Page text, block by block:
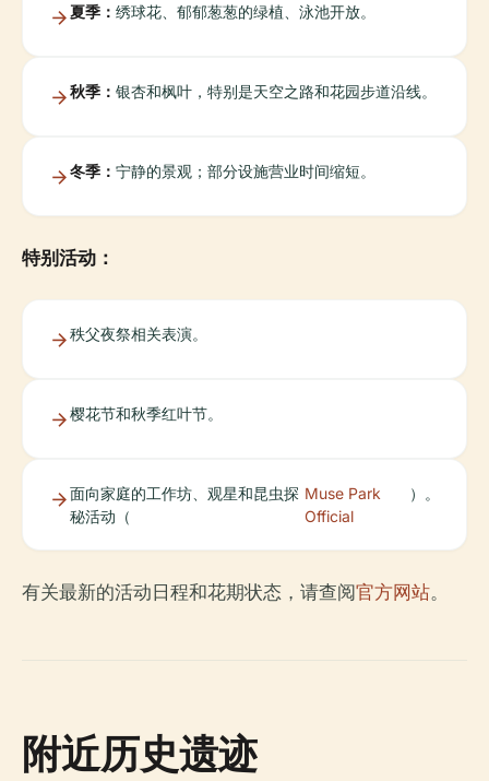
夏季： 绣球花、郁郁葱葱的绿植、泳池开放。
秋季： 银杏和枫叶，特别是天空之路和花园步道沿线。
冬季： 宁静的景观；部分设施营业时间缩短。
特别活动：
秩父夜祭相关表演。
樱花节和秋季红叶节。
面向家庭的工作坊、观星和昆虫探
秘活动（
Muse Park
Official
）。
有关最新的活动日程和花期状态，请查阅官方网站。
附近历史遗迹